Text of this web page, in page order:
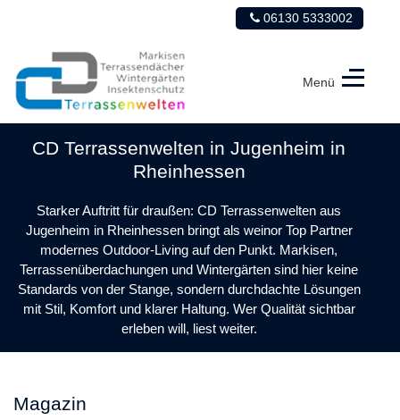
06130 5333002
Menü
CD Terrassenwelten in Jugenheim in
Rheinhessen
Starker Auftritt für draußen: CD Terrassenwelten aus
Jugenheim in Rheinhessen bringt als weinor Top Partner
modernes Outdoor-Living auf den Punkt. Markisen,
Terrassenüberdachungen und Wintergärten sind hier keine
Standards von der Stange, sondern durchdachte Lösungen
mit Stil, Komfort und klarer Haltung. Wer Qualität sichtbar
erleben will, liest weiter.
Magazin